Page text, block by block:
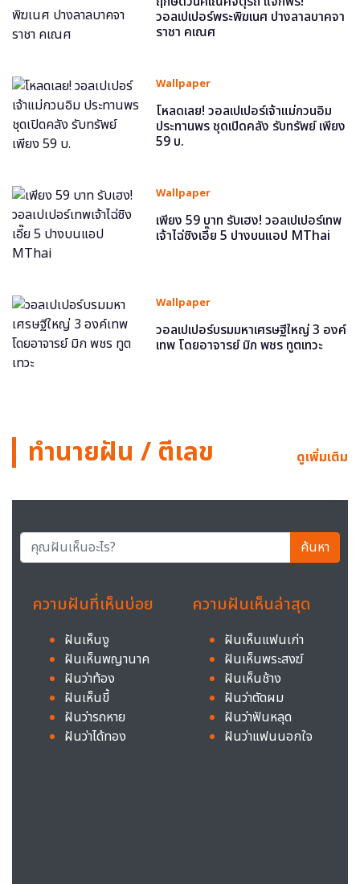
วอลเปเปอร์พระพิฆเนศ ปางลาลบาคจา
ราชา คเณศ
Wallpaper
โหลดเลย! วอลเปเปอร์เจ้าแม่กวนอิม
ประทานพร ชุดเปิดคลัง รับทรัพย์ เพียง
59 บ.
Wallpaper
เพียง 59 บาท รับเฮง! วอลเปเปอร์เทพ
เจ้าไฉ่ซิงเอี๊ย 5 ปางบนแอป MThai
Wallpaper
วอลเปเปอร์บรมมหาเศรษฐีใหญ่ 3 องค์
เทพ โดยอาจารย์ มิก พชร ทูตเทวะ
ทำนายฝัน / ตีเลข ดูเพิ่มเติม
ค้นหา
ความฝันที่เห็นบ่อย
ฝันเห็นงู
ฝันเห็นพญานาค
ฝันว่าท้อง
ฝันเห็นขี้
ฝันว่ารถหาย
ฝันว่าได้ทอง
ความฝันเห็นล่าสุด
ฝันเห็นแฟนเก่า
ฝันเห็นพระสงฆ์
ฝันเห็นช้าง
ฝันว่าตัดผม
ฝันว่าฟันหลุด
ฝันว่าแฟนนอกใจ